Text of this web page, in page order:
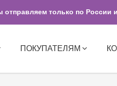
только по России
ПОКУПАТЕЛЯМ